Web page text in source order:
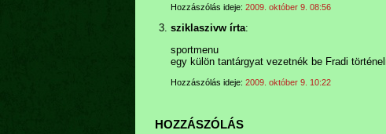
Hozzászólás ideje: 2009. október 9. 08:56
sziklaszivw írta:
sportmenu
egy külön tantárgyat vezetnék be Fradi
Hozzászólás ideje: 2009. október 9. 10:22
HOZZÁSZÓLÁS